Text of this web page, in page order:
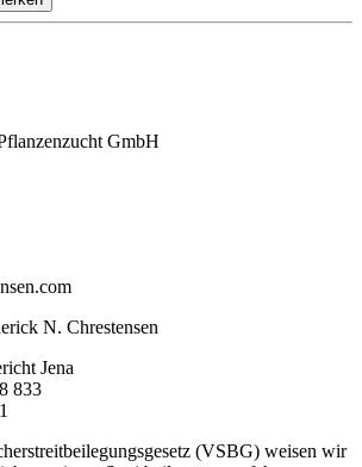
GmbH
N. Chrestensen
Jena
833
(VSBG) weisen wir